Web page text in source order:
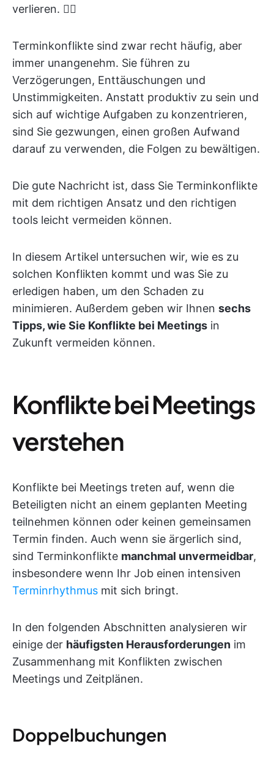
verlieren. 😵‍💫
Terminkonflikte sind zwar recht häufig, aber
immer unangenehm. Sie führen zu
Verzögerungen, Enttäuschungen und
Unstimmigkeiten. Anstatt produktiv zu sein und
sich auf wichtige Aufgaben zu konzentrieren,
sind Sie gezwungen, einen großen Aufwand
darauf zu verwenden, die Folgen zu bewältigen.
Die gute Nachricht ist, dass Sie Terminkonflikte
mit dem richtigen Ansatz und den richtigen
tools leicht vermeiden können.
In diesem Artikel untersuchen wir, wie es zu
solchen Konflikten kommt und was Sie zu
erledigen haben, um den Schaden zu
minimieren. Außerdem geben wir Ihnen sechs
Tipps, wie Sie Konflikte bei Meetings in
Zukunft vermeiden können.
Konflikte bei Meetings
verstehen
Konflikte bei Meetings treten auf, wenn die
Beteiligten nicht an einem geplanten Meeting
teilnehmen können oder keinen gemeinsamen
Termin finden. Auch wenn sie ärgerlich sind,
sind Terminkonflikte manchmal unvermeidbar,
insbesondere wenn Ihr Job einen intensiven
Terminrhythmus mit sich bringt.
In den folgenden Abschnitten analysieren wir
einige der häufigsten Herausforderungen im
Zusammenhang mit Konflikten zwischen
Meetings und Zeitplänen.
Doppelbuchungen